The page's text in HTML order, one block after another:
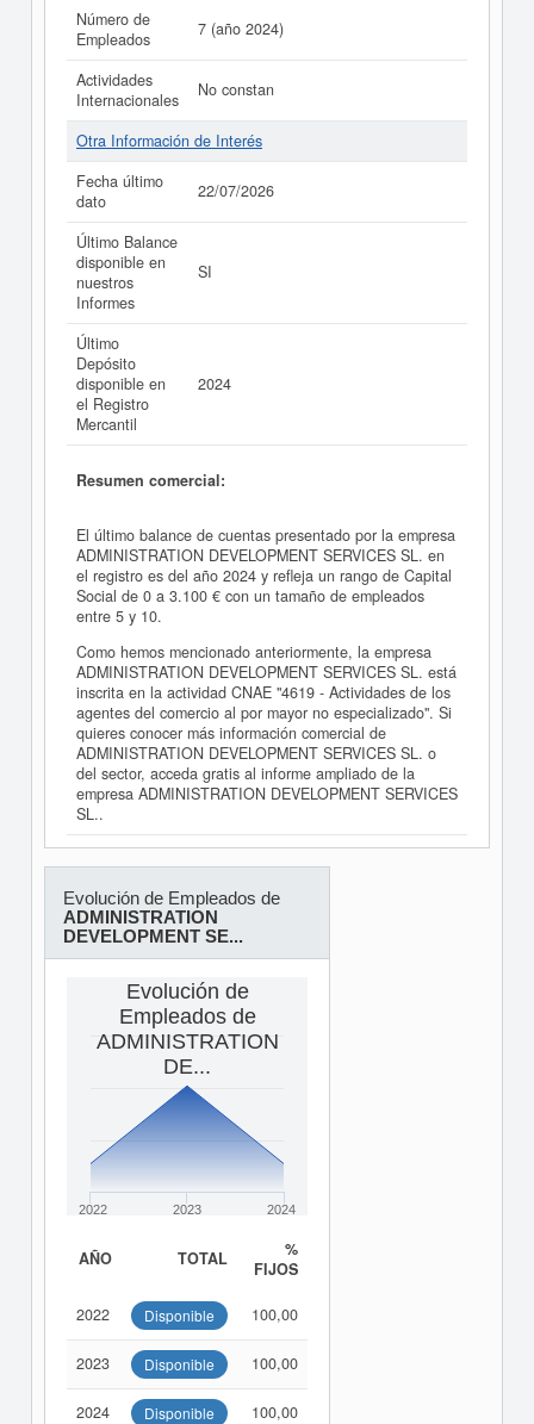
Número de
Empleados
7 (año 2024)
Actividades
Internacionales
No constan
Otra Información de Interés
Fecha último
dato
22/07/2026
Último Balance
disponible en
nuestros
Informes
SI
Último
Depósito
disponible en
el Registro
Mercantil
2024
Resumen comercial:
El último balance de cuentas presentado por la empresa
ADMINISTRATION DEVELOPMENT SERVICES SL. en
el registro es del año 2024 y refleja un rango de Capital
Social de 0 a 3.100 € con un tamaño de empleados
entre 5 y 10.
Como hemos mencionado anteriormente, la empresa
ADMINISTRATION DEVELOPMENT SERVICES SL. está
inscrita en la actividad CNAE "4619 - Actividades de los
agentes del comercio al por mayor no especializado". Si
quieres conocer más información comercial de
ADMINISTRATION DEVELOPMENT SERVICES SL. o
del sector, acceda gratis al informe ampliado de la
empresa ADMINISTRATION DEVELOPMENT SERVICES
SL..
Evolución de Empleados de
ADMINISTRATION
DEVELOPMENT SE...
Evolución de
Empleados de
ADMINISTRATION
DE...
2022 2023 2024
AÑO TOTAL
%
FIJOS
2022 Disponible 100,00
2023 Disponible 100,00
2024 Disponible 100,00